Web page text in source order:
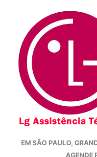
conteúdo
EM SÃO PAULO,
AGENDE